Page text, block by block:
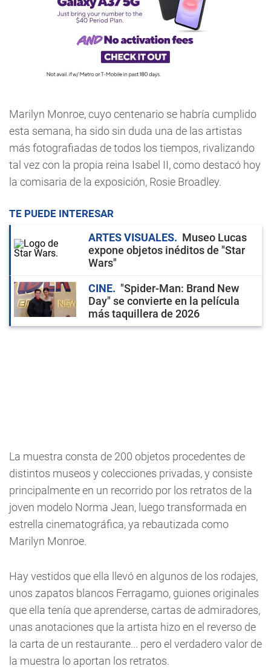
Marilyn Monroe, cuyo centenario se habría cumplido
esta semana, ha sido sin duda una de las artistas
más fotografiadas de todos los tiempos, rivalizando
tal vez con la propia reina Isabel II, como destacó hoy
la comisaria de la exposición, Rosie Broadley.
TE PUEDE INTERESAR
ARTES VISUALES
Museo Lucas
expone objetos inéditos de "Star
Wars"
CINE
"Spider-Man: Brand New
Day" se convierte en la película
más taquillera de 2026
La muestra consta de 200 objetos procedentes de
distintos museos y colecciones privadas, y consiste
principalmente en un recorrido por los retratos de la
joven modelo Norma Jean, luego transformada en
estrella cinematográfica, ya rebautizada como
Marilyn Monroe.
Hay vestidos que ella llevó en algunos de los rodajes,
unos zapatos blancos Ferragamo, guiones originales
que ella tenía que aprenderse, cartas de admiradores,
unas anotaciones que la artista hizo en el reverso de
la carta de un restaurante... pero el verdadero valor de
la muestra lo aportan los retratos.